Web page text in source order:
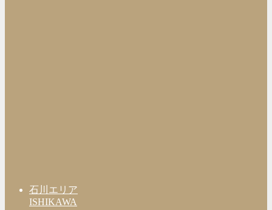
石川エリア
ISHIKAWA